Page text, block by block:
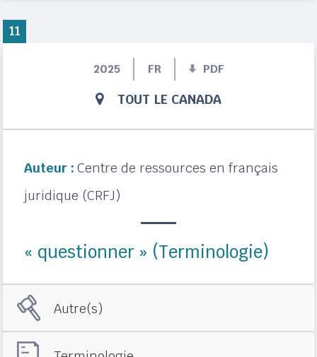
2025 FR PDF
TOUT LE CANADA
Auteur : Centre de ressources en français
juridique (CRFJ)
« questionner » (Terminologie)
Autre(s)
11